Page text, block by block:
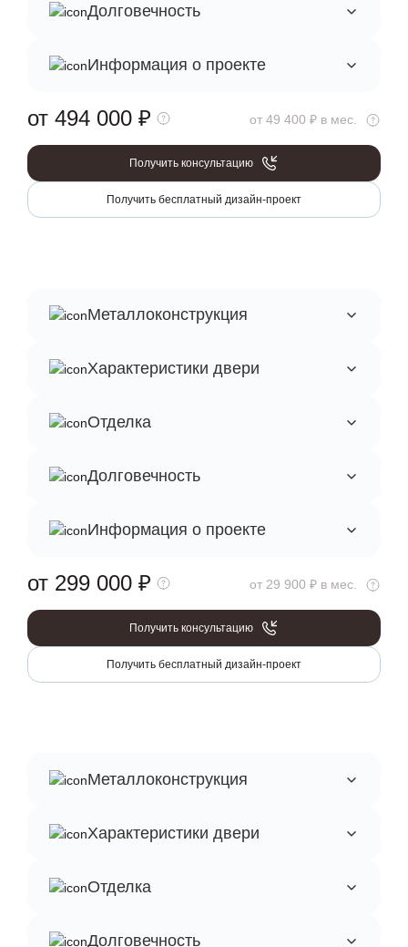
Долговечность
Информация о проекте
от 494 000 ₽ от 49 400 ₽ в мес.
Получить консультацию
Получить бесплатный дизайн-проект
Металлоконструкция
Характеристики двери
Отделка
Долговечность
Информация о проекте
от 299 000 ₽ от 29 900 ₽ в мес.
Получить консультацию
Получить бесплатный дизайн-проект
Металлоконструкция
Характеристики двери
Отделка
Долговечность